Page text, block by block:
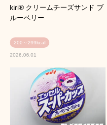
kiri® クリームチーズサンド ブ
ルーベリー
200～299kcal
2026.06.01